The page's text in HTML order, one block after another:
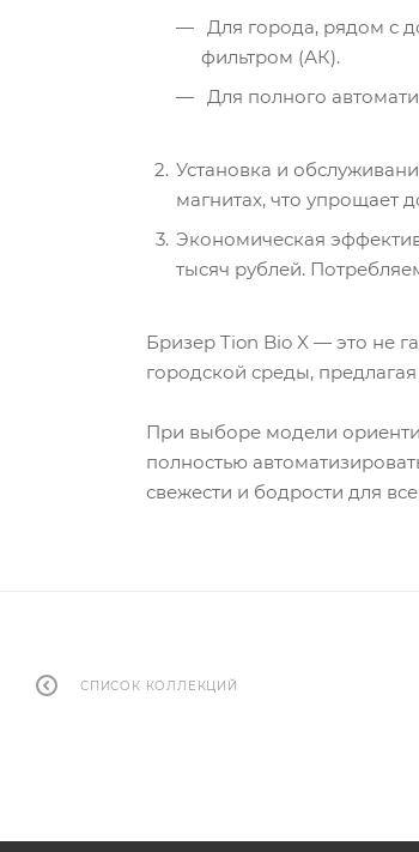
Для города, рядом с
фильтром (АК).
Для полного
Установка и
магнитах, что упрощает
Экономическая
тысяч рублей.
Бризер Tion Bio X — это не
городской среды,
При выборе модели
полностью
свежести и бодрости для
СПИСОК КОЛЛЕКЦИЙ